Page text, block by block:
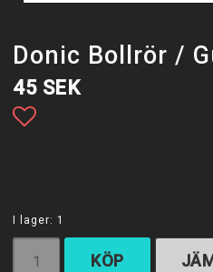
Donic Bollrör /
45 SEK
I lager: 1
KÖP